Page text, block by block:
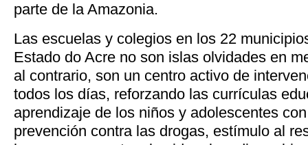
parte de la Amazonia.
Las escuelas y colegios en los 22
Estado do Acre no son islas olvidades en
al contrario, son un centro activo de
todos los días, reforzando las currículas
aprendizaje de los niños y adolescentes
prevención contra las drogas, estímulo al